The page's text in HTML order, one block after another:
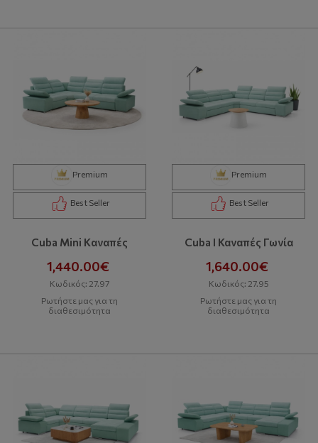
Premium
Best Seller
Cuba Mini Kαναπές
1,440.00€
Κωδικός: 27.97
Ρωτήστε μας για τη
διαθεσιμότητα
Premium
Best Seller
Cuba I Καναπές Γωνία
1,640.00€
Κωδικός: 27.95
Ρωτήστε μας για τη
διαθεσιμότητα